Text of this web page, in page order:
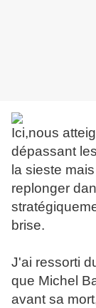
Ici,nous
dépassant
la sieste
replonger
brise.
J'ai ressorti
que Michel
avant sa